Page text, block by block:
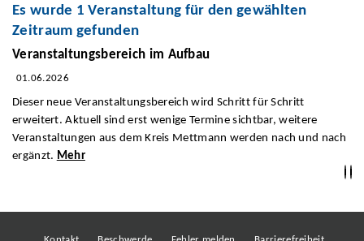
Es wurde 1 Veranstaltung für den gewählten
Zeitraum gefunden
Veranstaltungsbereich im Aufbau
01.06.2026
Dieser neue Veranstaltungsbereich wird Schritt für Schritt
erweitert. Aktuell sind erst wenige Termine sichtbar, weitere
Veranstaltungen aus dem Kreis Mettmann werden nach und nach
ergänzt. Mehr